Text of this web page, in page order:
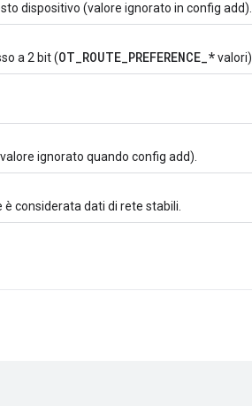
dispositivo (valore ignorato in config add).
a 2 bit (OT_ROUTE_PREFERENCE_*valori).
ignorato quando config add).
considerata dati di rete stabili.